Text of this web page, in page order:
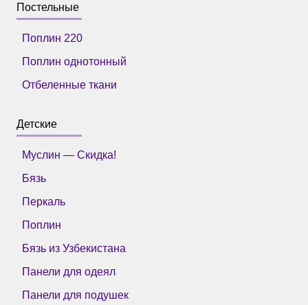
Постельные
Поплин 220
Поплин однотонный
Отбеленные ткани
Детские
Муслин — Скидка!
Бязь
Перкаль
Поплин
Бязь из Узбекистана
Панели для одеял
Панели для подушек